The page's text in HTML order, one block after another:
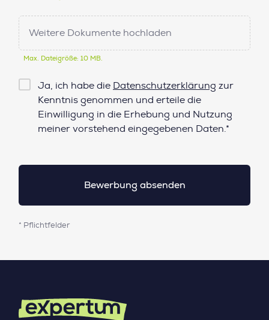
Weitere Dokumente hochladen
Max. Dateigröße: 10 MB.
Checkbox
Datenschutz*
Ja, ich habe die Datenschutzerklärung zur
Kenntnis genommen und erteile die
Einwilligung in die Erhebung und Nutzung
meiner vorstehend eingegebenen Daten.*
* Pflichtfelder